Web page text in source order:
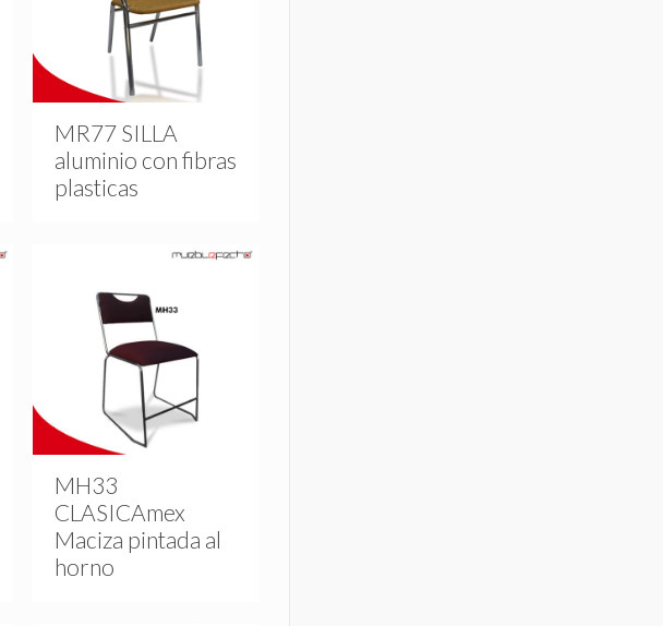
MR77 SILLA
aluminio con fibras
plasticas
MH33
CLASICAmex
Maciza pintada al
horno